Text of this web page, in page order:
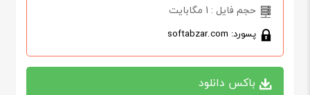
حجم فایل : 1 مگابایت
پسورد: softabzar.com
باکس دانلود